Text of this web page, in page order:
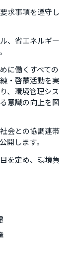
求事項を遵守し
、省エネルギー
に働くすべての
・啓蒙活動を実
、環境管理シス
意識の向上を図
会との協調連帯
開します。
を定め、環境負